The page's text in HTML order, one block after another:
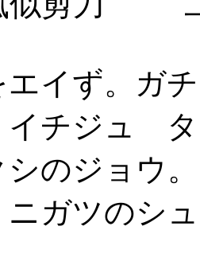
イず。ガ
チジュ タ
のジョウ
ニガツのシ